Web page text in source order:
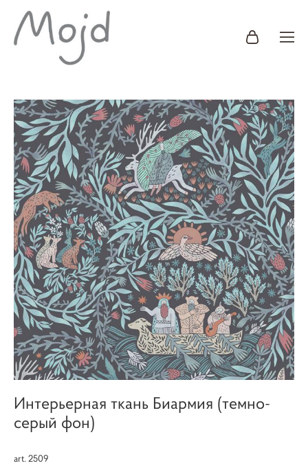
Интерьерная ткань Биармия (темно-
серый фон)
art. 2509